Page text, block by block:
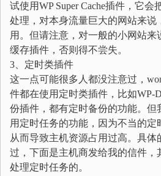
试使用WP Super Cache插件，它
处理，对本身流量巨大的网站来说
用。但请注意，对一般的小网站
缓存插件，否则得不尝失。
3、定时类插件
这一点可能很多人都没注意过，
件都在使用定时类插件，比如WP-
份插件，都有定时备份的功能。但
用定时任务的功能，因为不当的定
从而导致主机资源占用过高。具
过，下面是主机商发给我的信件，
处理定时任务的。